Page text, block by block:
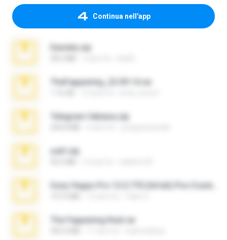
Continua nell'app
Daniela.zip
TheFappening_22.09.14.rar
Telegram fabiana.zip
ouh!.zip
The Fappening final.rar